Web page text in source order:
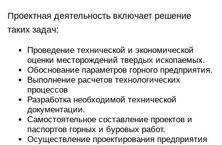
Проектная деятельность включает решение
таких задач:
Проведение технической и экономической
оценки месторождений твердых ископаемых.
Обоснование параметров горного предприятия.
Выполнение расчетов технологических
процессов
Разработка необходимой технической
документации.
Самостоятельное составление проектов и
паспортов горных и буровых работ.
Осуществление проектирования предприятия